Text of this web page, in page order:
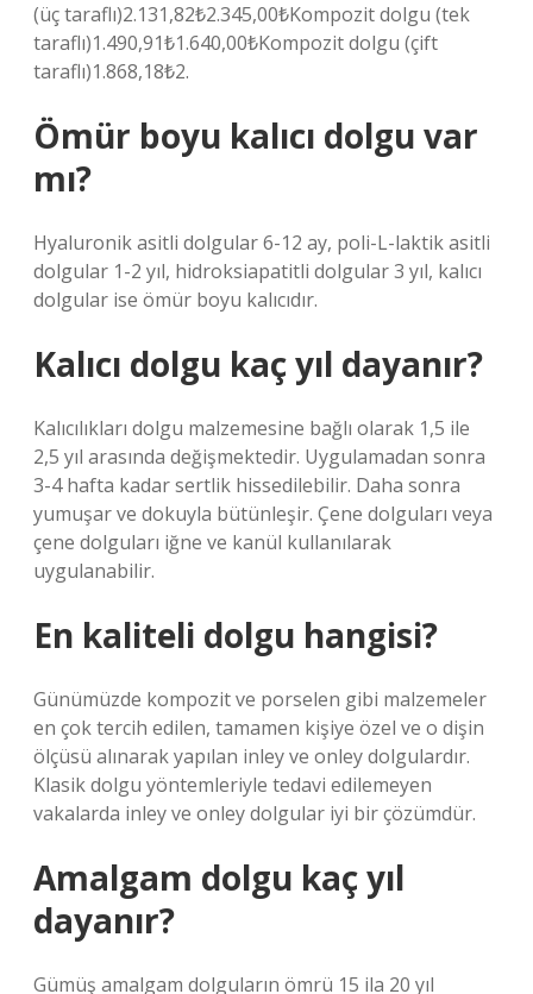
(üç taraflı)2.131,82₺2.345,00₺Kompozit dolgu (tek
taraflı)1.490,91₺1.640,00₺Kompozit dolgu (çift
taraflı)1.868,18₺2.
Ömür boyu kalıcı dolgu var
mı?
Hyaluronik asitli dolgular 6-12 ay, poli-L-laktik asitli
dolgular 1-2 yıl, hidroksiapatitli dolgular 3 yıl, kalıcı
dolgular ise ömür boyu kalıcıdır.
Kalıcı dolgu kaç yıl dayanır?
Kalıcılıkları dolgu malzemesine bağlı olarak 1,5 ile
2,5 yıl arasında değişmektedir. Uygulamadan sonra
3-4 hafta kadar sertlik hissedilebilir. Daha sonra
yumuşar ve dokuyla bütünleşir. Çene dolguları veya
çene dolguları iğne ve kanül kullanılarak
uygulanabilir.
En kaliteli dolgu hangisi?
Günümüzde kompozit ve porselen gibi malzemeler
en çok tercih edilen, tamamen kişiye özel ve o dişin
ölçüsü alınarak yapılan inley ve onley dolgulardır.
Klasik dolgu yöntemleriyle tedavi edilemeyen
vakalarda inley ve onley dolgular iyi bir çözümdür.
Amalgam dolgu kaç yıl
dayanır?
Gümüş amalgam dolguların ömrü 15 ila 20 yıl